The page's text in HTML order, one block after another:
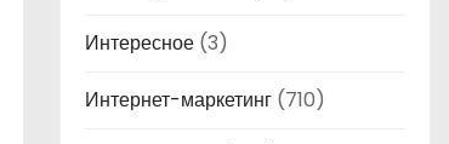
Интересное (3)
Интернет-маркетинг (710)